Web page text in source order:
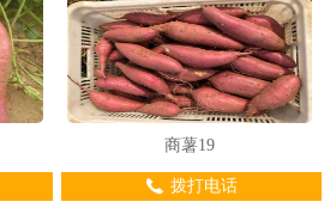
2
商薯19
拨打电话